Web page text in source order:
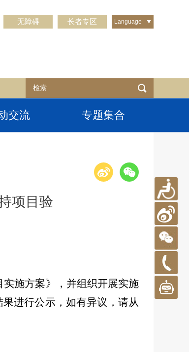
无障碍 长者专区 Language
交流 专题集合
项目验
施方案》，并组织开展实施
进行公示，如有异议，请从